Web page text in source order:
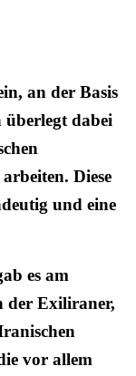
an der Basis
überlegt dabei
Diese
und eine
es am
der Exiliraner,
vor allem